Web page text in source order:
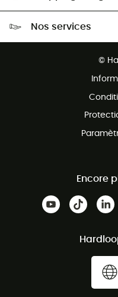
Nos services
©
Encore